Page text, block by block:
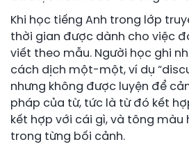
Khi học tiếng Anh trong lớp
thời gian được dành cho việc
viết theo mẫu. Người học ghi
cách dịch một-một, ví dụ
nhưng không được luyện để
pháp của từ, tức là từ đó kết
kết hợp với cái gì, và tông màu
trong từng bối cảnh.